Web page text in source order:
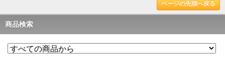
ページの先頭へ戻る
商品検索